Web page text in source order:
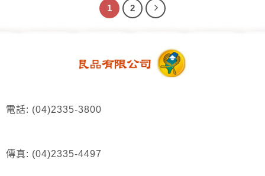
1 2
電話: (04)2335-3800
傳真: (04)2335-4497